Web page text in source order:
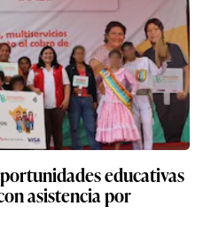
educativas
asistencia por